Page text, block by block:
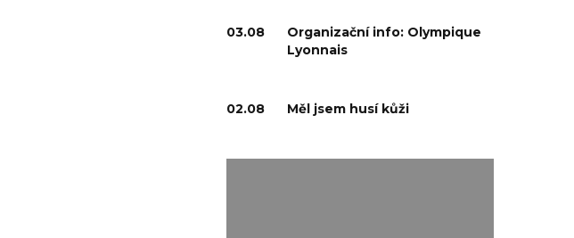
03.08
Organizační info: Olympique
Lyonnais
02.08 Měl jsem husí kůži